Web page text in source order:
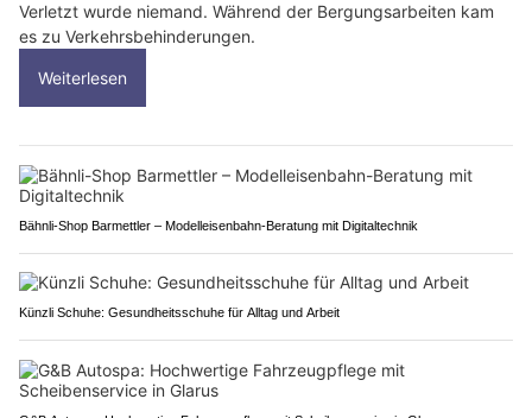
Verletzt wurde niemand. Während der Bergungsarbeiten kam
es zu Verkehrsbehinderungen.
Weiterlesen
Bähnli-Shop Barmettler – Modelleisenbahn-Beratung mit Digitaltechnik
Künzli Schuhe: Gesundheitsschuhe für Alltag und Arbeit